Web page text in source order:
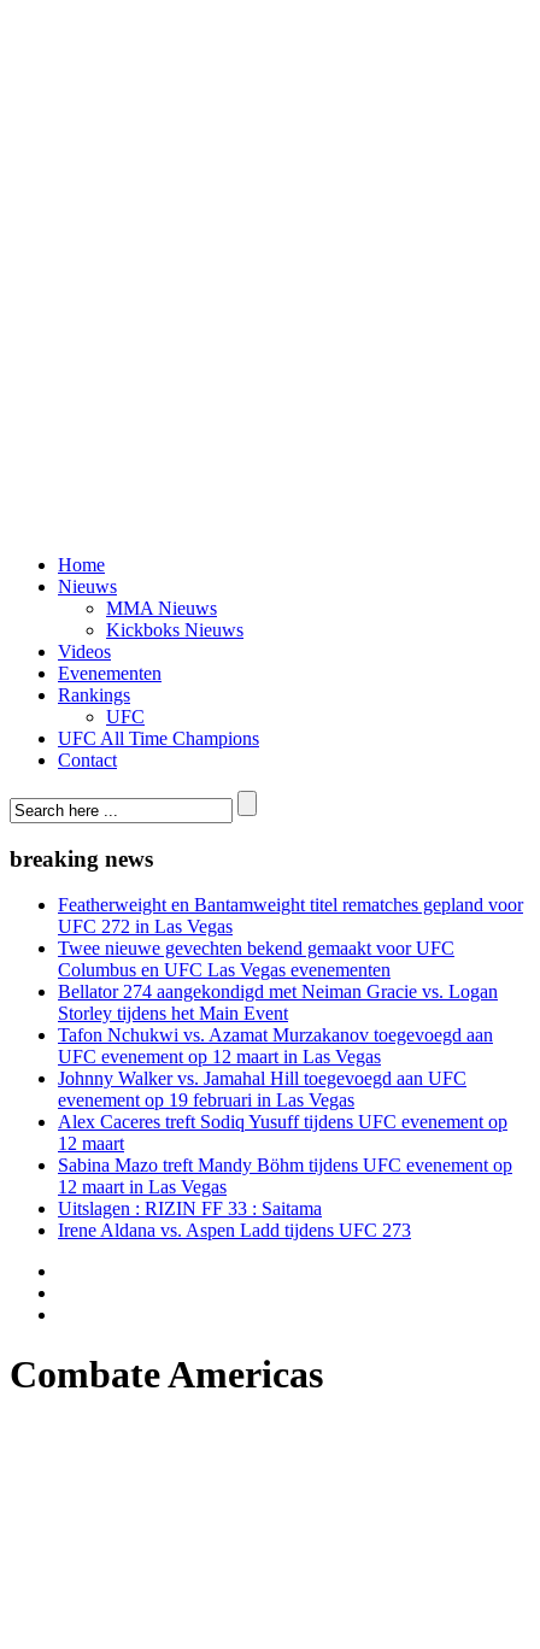
Home
Nieuws
MMA Nieuws
Kickboks Nieuws
Videos
Evenementen
Rankings
UFC
UFC All Time Champions
Contact
breaking news
Featherweight en Bantamweight titel rematches gepland voor
UFC 272 in Las Vegas
Twee nieuwe gevechten bekend gemaakt voor UFC
Columbus en UFC Las Vegas evenementen
Bellator 274 aangekondigd met Neiman Gracie vs. Logan
Storley tijdens het Main Event
Tafon Nchukwi vs. Azamat Murzakanov toegevoegd aan
UFC evenement op 12 maart in Las Vegas
Johnny Walker vs. Jamahal Hill toegevoegd aan UFC
evenement op 19 februari in Las Vegas
Alex Caceres treft Sodiq Yusuff tijdens UFC evenement op
12 maart
Sabina Mazo treft Mandy Böhm tijdens UFC evenement op
12 maart in Las Vegas
Uitslagen : RIZIN FF 33 : Saitama
Irene Aldana vs. Aspen Ladd tijdens UFC 273
Combate Americas